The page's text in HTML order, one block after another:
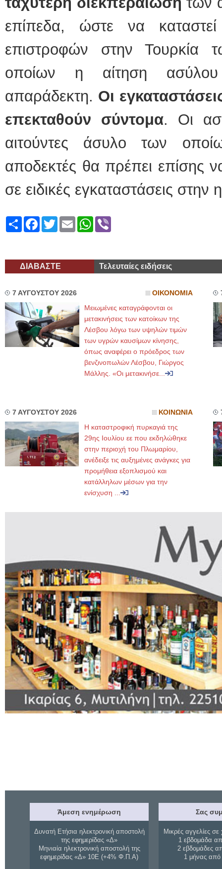
επίπεδα, ώστε να
επιστροφών στην Τουρκία
οποίων η αίτηση
απαράδεκτη. Οι
επεκταθούν σύντομα. Οι
αιτούντες άσυλο των
αποδεκτές θα πρέπει επίσης
σε ειδικές εγκαταστάσεις
ShareFacebook
TwitterEmailWhatsApp
ΔΙΑΒΑΣΤΕ Τελευταίες ειδήσεις
7 ΑΥΓΟΥΣΤΟΥ 2026 ΟΙΚΟΝΟΜΙΑ
Μειωμένες καταγράφονται οι
μετακινήσεις των κατοίκων της
Λέσβου λόγω των υψηλών τιμών
των υγρών καυσίμων κίνησης,
όπως αναφέρει ο πρόεδρος των
βενζινοπωλών Λέσβου, Γιώργος
Μάλλης. «Οι μετακινήσε...
7 ΑΥΓΟΥΣΤΟΥ 2026 ΚΟΙΝΩΝΙΑ
Η καταστροφική πυρκαγιά της
29ης Ιουλίου εε που εκδηλώθηκε
στην περιοχή του Πλωμαρίου,
ανέδειξε τις αυξημένες ανάγκες για
προμήθεια εξοπλισμού και
κατάλληλων μέσων για την
ενίσχυση ...
Άμεση ενημέρωση
Δυνατή Ετήσια ηλεκτρονική αποστολή
της εφημερίδας «Δ»
Μηνιαία ηλεκτρονική αποστολή της
εφημερίδας «Δ» 10Ε (+4% Φ.Π.Α)
Σας
Μικρές αγγελίες σε
1 εβδομάδα
2 εβδομάδες
1 μήνας